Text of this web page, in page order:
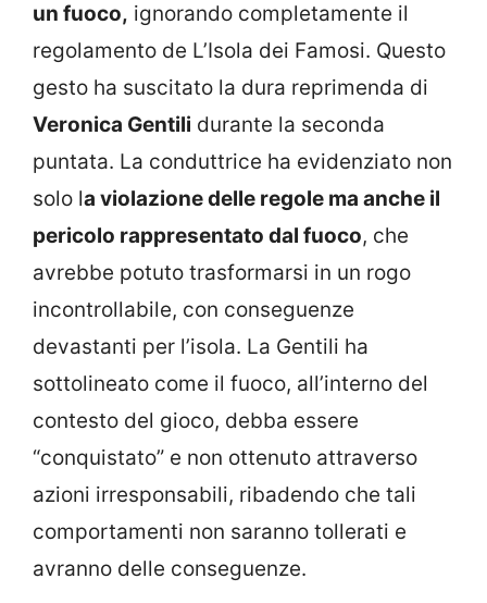
un fuoco, ignorando completamente il
regolamento de L’Isola dei Famosi. Questo
gesto ha suscitato la dura reprimenda di
Veronica Gentili durante la seconda
puntata. La conduttrice ha evidenziato non
solo la violazione delle regole ma anche il
pericolo rappresentato dal fuoco, che
avrebbe potuto trasformarsi in un rogo
incontrollabile, con conseguenze
devastanti per l’isola. La Gentili ha
sottolineato come il fuoco, all’interno del
contesto del gioco, debba essere
“conquistato” e non ottenuto attraverso
azioni irresponsabili, ribadendo che tali
comportamenti non saranno tollerati e
avranno delle conseguenze.